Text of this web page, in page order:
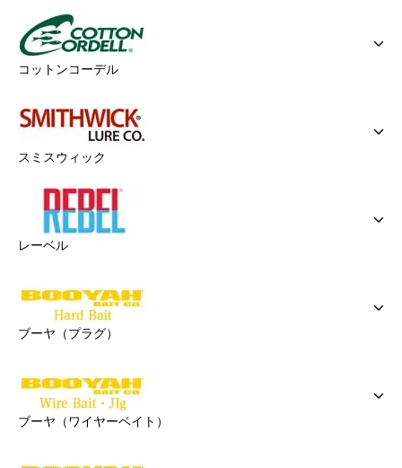
コットンコーデル
スミスウィック
レーベル
ブーヤ（プラグ）
ブーヤ（ワイヤーベイト）